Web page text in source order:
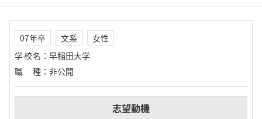
07年卒 文系
女性
学校名 ： 早稲田大学
職種 ： 非公開
志望動機